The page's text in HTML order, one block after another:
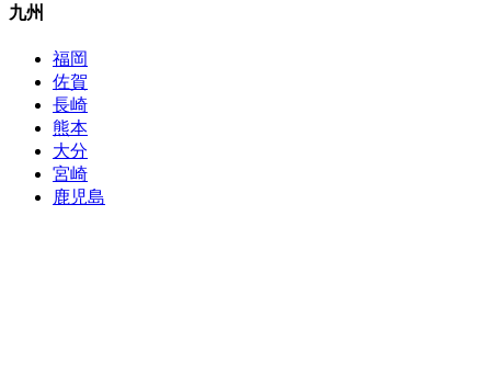
九州
福岡
佐賀
長崎
熊本
大分
宮崎
鹿児島